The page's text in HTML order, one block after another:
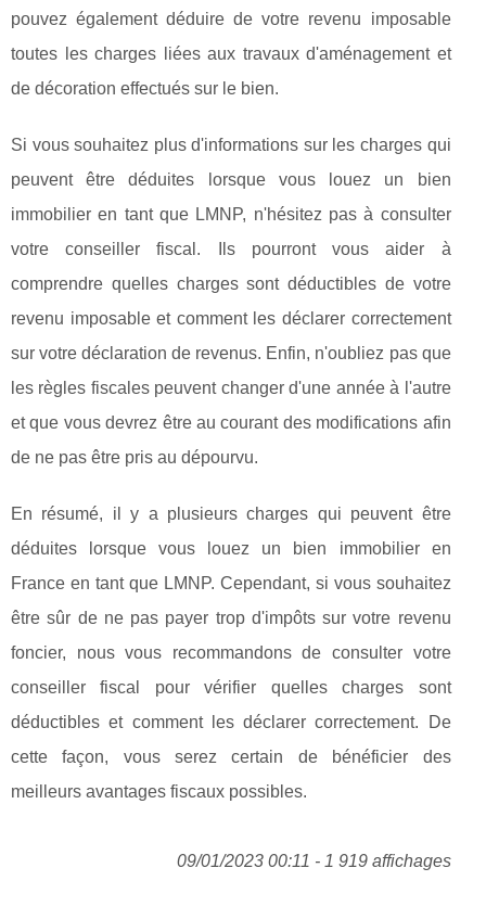
pouvez également déduire de votre revenu imposable
toutes les charges liées aux travaux d'aménagement et
de décoration effectués sur le bien.
Si vous souhaitez plus d'informations sur les charges qui
peuvent être déduites lorsque vous louez un bien
immobilier en tant que LMNP, n'hésitez pas à consulter
votre conseiller fiscal. Ils pourront vous aider à
comprendre quelles charges sont déductibles de votre
revenu imposable et comment les déclarer correctement
sur votre déclaration de revenus. Enfin, n'oubliez pas que
les règles fiscales peuvent changer d'une année à l'autre
et que vous devrez être au courant des modifications afin
de ne pas être pris au dépourvu.
En résumé, il y a plusieurs charges qui peuvent être
déduites lorsque vous louez un bien immobilier en
France en tant que LMNP. Cependant, si vous souhaitez
être sûr de ne pas payer trop d'impôts sur votre revenu
foncier, nous vous recommandons de consulter votre
conseiller fiscal pour vérifier quelles charges sont
déductibles et comment les déclarer correctement. De
cette façon, vous serez certain de bénéficier des
meilleurs avantages fiscaux possibles.
09/01/2023 00:11 - 1 919 affichages